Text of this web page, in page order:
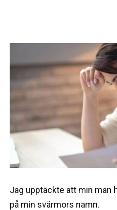
Jag upptäckte att min man
på min svärmors namn.